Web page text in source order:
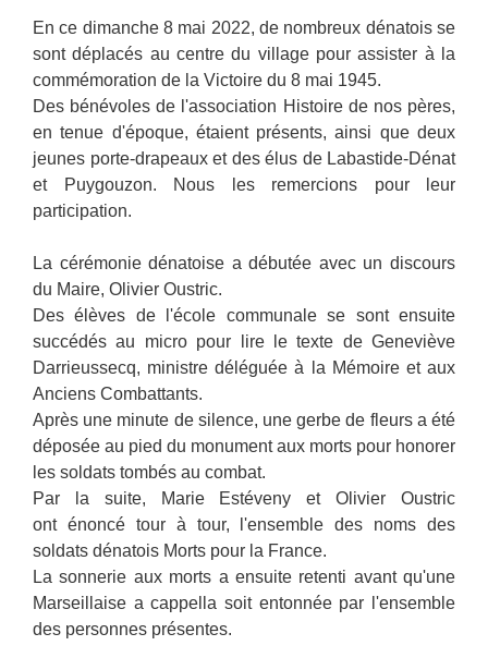
En ce dimanche 8 mai 2022, de nombreux dénatois se
sont déplacés au centre du village pour assister à la
commémoration de la Victoire du 8 mai 1945.
Des bénévoles de l'association Histoire de nos pères,
en tenue d'époque, étaient présents, ainsi que deux
jeunes porte-drapeaux et des élus de Labastide-Dénat
et Puygouzon. Nous les remercions pour leur
participation.
La cérémonie dénatoise a débutée avec un discours
du Maire, Olivier Oustric.
Des élèves de l'école communale se sont ensuite
succédés au micro pour lire le texte de Geneviève
Darrieussecq, ministre déléguée à la Mémoire et aux
Anciens Combattants.
Après une minute de silence, une gerbe de fleurs a été
déposée au pied du monument aux morts pour honorer
les soldats tombés au combat.
Par la suite, Marie Estéveny et Olivier Oustric
ont énoncé tour à tour, l'ensemble des noms des
soldats dénatois Morts pour la France.
La sonnerie aux morts a ensuite retenti avant qu'une
Marseillaise a cappella soit entonnée par l'ensemble
des personnes présentes.